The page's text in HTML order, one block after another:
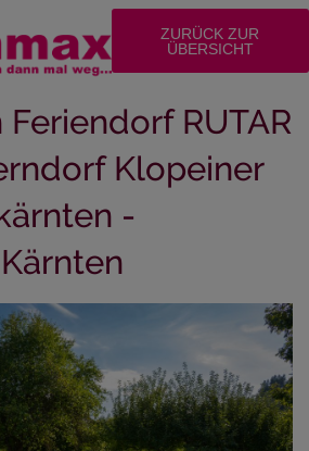
ZURÜCK ZUR
ÜBERSICHT
RUTAR
Klopeiner
-